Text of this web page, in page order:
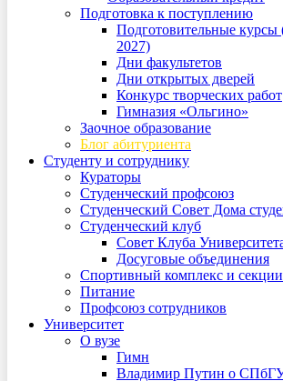
Подготовка к поступлению
Подготовительные
2027)
Дни факультетов
Дни открытых дверей
Конкурс творческих работ
Гимназия «Ольгино»
Заочное образование
Блог абитуриента
Студенту и сотруднику
Кураторы
Студенческий профсоюз
Студенческий Совет Дома
Студенческий клуб
Совет Клуба
Досуговые объединения
Спортивный комплекс и секции
Питание
Профсоюз сотрудников
Университет
О вузе
Гимн
Владимир Путин о